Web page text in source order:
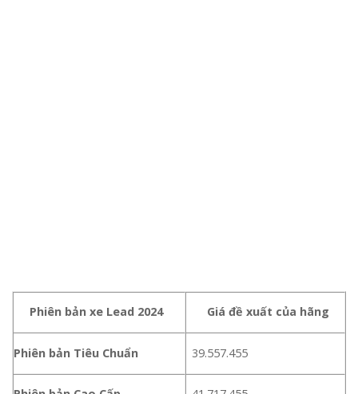
Phiên bản xe Lead 2024 Giá đề xuất của hãng
Phiên bản Tiêu Chuẩn 39.557.455